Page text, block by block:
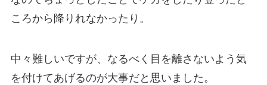
ころから降りれなかったり。
中々難しいですが、 なるべく目を離さないよう気
を付けてあげるのが大事だと思いました。